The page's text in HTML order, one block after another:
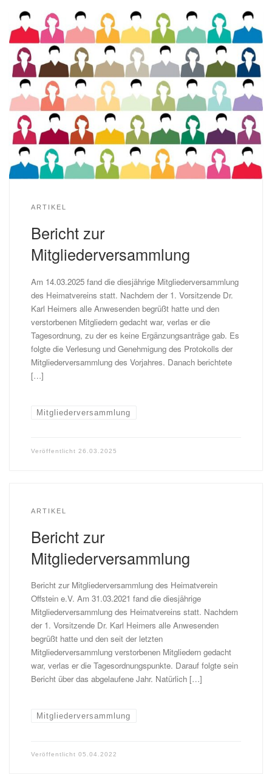
ARTIKEL
Bericht zur
Mitgliederversammlung
Am 14.03.2025 fand die diesjährige Mitgliederversammlung
des Heimatvereins statt. Nachdem der 1. Vorsitzende Dr.
Karl Heimers alle Anwesenden begrüßt hatte und den
verstorbenen Mitgliedern gedacht war, verlas er die
Tagesordnung, zu der es keine Ergänzungsanträge gab. Es
folgte die Verlesung und Genehmigung des Protokolls der
Mitgliederversammlung des Vorjahres. Danach berichtete
[…]
Mitgliederversammlung
Veröffentlicht 26.03.2025
ARTIKEL
Bericht zur
Mitgliederversammlung
Bericht zur Mitgliederversammlung des Heimatverein
Offstein e.V. Am 31.03.2021 fand die diesjährige
Mitgliederversammlung des Heimatvereins statt. Nachdem
der 1. Vorsitzende Dr. Karl Heimers alle Anwesenden
begrüßt hatte und den seit der letzten
Mitgliederversammlung verstorbenen Mitgliedern gedacht
war, verlas er die Tagesordnungspunkte. Darauf folgte sein
Bericht über das abgelaufene Jahr. Natürlich […]
Mitgliederversammlung
Veröffentlicht 05.04.2022